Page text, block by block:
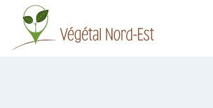
Aller
contenu